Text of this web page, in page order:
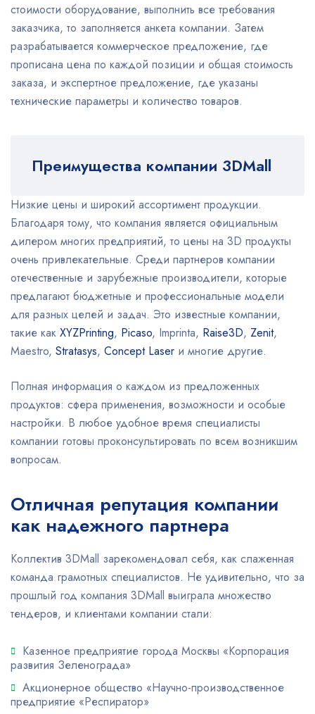
стоимости оборудование, выполнить все требования
заказчика, то заполняется анкета компании. Затем
разрабатывается коммерческое предложение, где
прописана цена по каждой позиции и общая стоимость
заказа, и экспертное предложение, где указаны
технические параметры и количество товаров.
Преимущества компании 3DMall
Низкие цены и широкий ассортимент продукции.
Благодаря тому, что компания является официальным
дилером многих предприятий, то цены на 3D продукты
очень привлекательные. Среди партнеров компании
отечественные и зарубежные производители, которые
предлагают бюджетные и профессиональные модели
для разных целей и задач. Это известные компании,
такие как XYZPrinting, Picaso, Imprinta, Raise3D, Zenit,
Maestro, Stratasys, Concept Laser и многие другие.
Полная информация о каждом из предложенных
продуктов: сфера применения, возможности и особые
настройки. В любое удобное время специалисты
компании готовы проконсультировать по всем возникшим
вопросам.
Отличная репутация компании
как надежного партнера
Коллектив 3DMall зарекомендовал себя, как слаженная
команда грамотных специалистов. Не удивительно, что за
прошлый год компания 3DMall выиграла множество
тендеров, и клиентами компании стали:
Казенное предприятие города Москвы «Корпорация
развития Зеленограда»
Акционерное общество «Научно-производственное
предприятие «Респиратор»